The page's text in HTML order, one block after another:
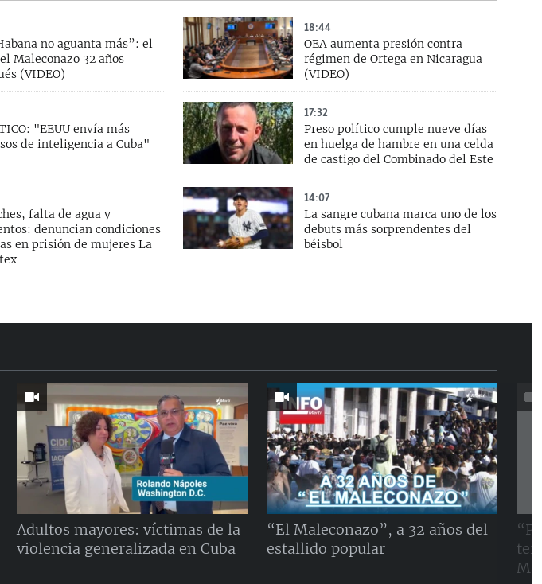
no aguanta más”: el
Maleconazo 32 años
(VIDEO)
18:44
OEA aumenta presión contra
régimen de Ortega en Nicaragua
(VIDEO)
"EEUU envía más
de inteligencia a Cuba"
17:32
Preso político cumple nueve días
en huelga de hambre en una celda
de castigo del Combinado del Este
falta de agua y
denuncian condiciones
en prisión de mujeres La
14:07
La sangre cubana marca uno de los
debuts más sorprendentes del
béisbol
Adultos mayores: víctimas de la
violencia generalizada en Cuba
“El Maleconazo”, a 32 años del
estallido popular